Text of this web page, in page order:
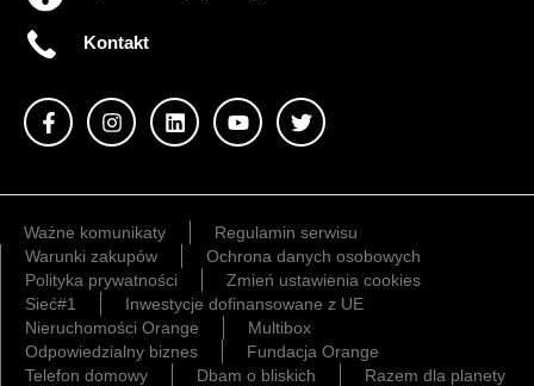
Kontakt
Ważne komunikaty
Regulamin serwisu
Warunki zakupów
Ochrona danych osobowych
Polityka prywatności
Zmień ustawienia cookies
Sieć#1
Inwestycje dofinansowane z UE
Nieruchomości Orange
Multibox
Odpowiedzialny biznes
Fundacja Orange
Telefon domowy
Dbam o bliskich Razem dla planety